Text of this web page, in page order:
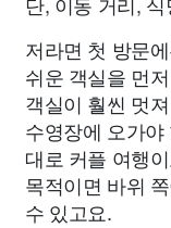
저라면 첫 방문
쉬운 객실을 먼
객실이 훨씬 멋
수영장에 오가
대로 커플 여행
목적이면 바위
수 있고요.